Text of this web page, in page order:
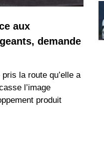
aux
demande
la route qu’elle a
l’image
produit